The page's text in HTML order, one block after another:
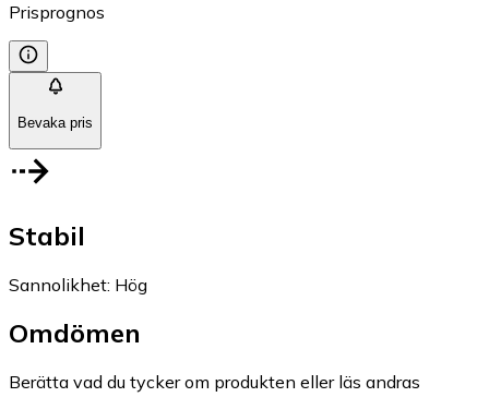
Prisprognos
Bevaka pris
Stabil
Sannolikhet: Hög
Omdömen
Berätta vad du tycker om produkten eller läs andras